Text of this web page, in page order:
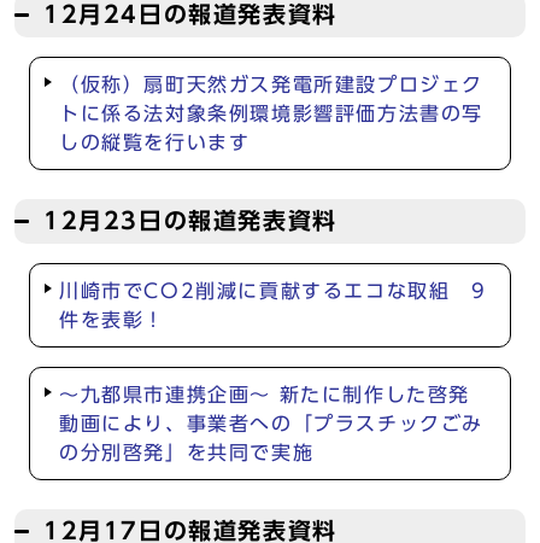
12月24日の報道発表資料
（仮称）扇町天然ガス発電所建設プロジェク
トに係る法対象条例環境影響評価方法書の写
しの縦覧を行います
12月23日の報道発表資料
川崎市でCO2削減に貢献するエコな取組 9
件を表彰！
～九都県市連携企画～ 新たに制作した啓発
動画により、事業者への「プラスチックごみ
の分別啓発」を共同で実施
12月17日の報道発表資料